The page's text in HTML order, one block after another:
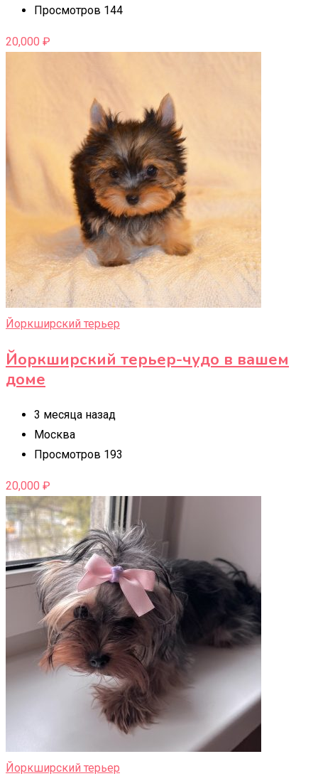
Просмотров 144
20,000 ₽
Йоркширский терьер
Йоркширский терьер-чудо в вашем
доме
3 месяца назад
Москва
Просмотров 193
20,000 ₽
Йоркширский терьер